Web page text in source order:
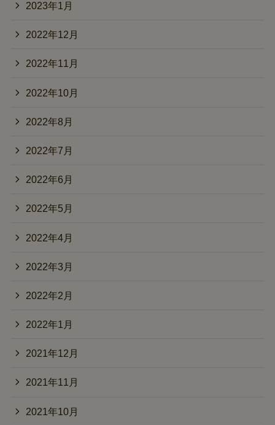
2023年1月
2022年12月
2022年11月
2022年10月
2022年8月
2022年7月
2022年6月
2022年5月
2022年4月
2022年3月
2022年2月
2022年1月
2021年12月
2021年11月
2021年10月